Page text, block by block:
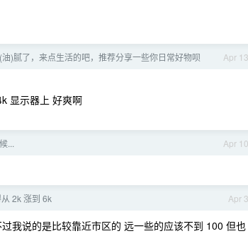
Apr 13
)腻了，来点生活的吧，推荐分享一些你日常好物呗
显示器上 好爽啊
Apr 10
...
Apr 3
2k 涨到 6k
我说的是比较靠近市区的 远一些的应该不到 100 但也